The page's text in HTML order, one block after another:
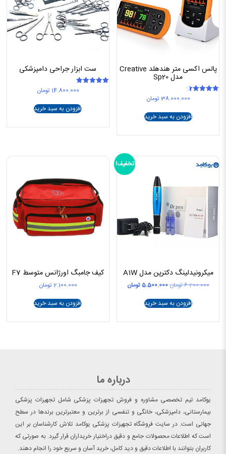
پالس اکسی متر هندهلد Creative
مدل Sp20
38.000.000 تومان
افزودن به سبد خرید
ست ابزار جراحی دامپزشکی
14.800.000 تومان
افزودن به سبد خرید
تخفیف!
میکرونیدلینگ دکترپن مدل A1W
6.200.000تومانقیمت
5.500.000تومان
افزودن به سبد خرید
کیف جامبگ اورژانس متوسط F7
2.100.000 تومان
افزودن به سبد خرید
درباره ما
یوکامد تیم تخصصی مشاوره و فروش تجهیزات پزشکی شامل تجهیزات پزشکی
بیمارستانی، دامپزشکی، خانگی و تنفسی از برترین و معتبرترین برندها در سطح
جهانی است. در سایت فروشگاه تجهیزات پزشکی یوکامد تلاش کارشناسان بر این
است که اطلاعات محصولات جامع و دقیق دراختیار خریداران قرار گیرد. به صورتی که
کاربران بتوانند با اطلاعات دقیق و دید کامل، خرید آسان و سریع خود را انجام دهند.